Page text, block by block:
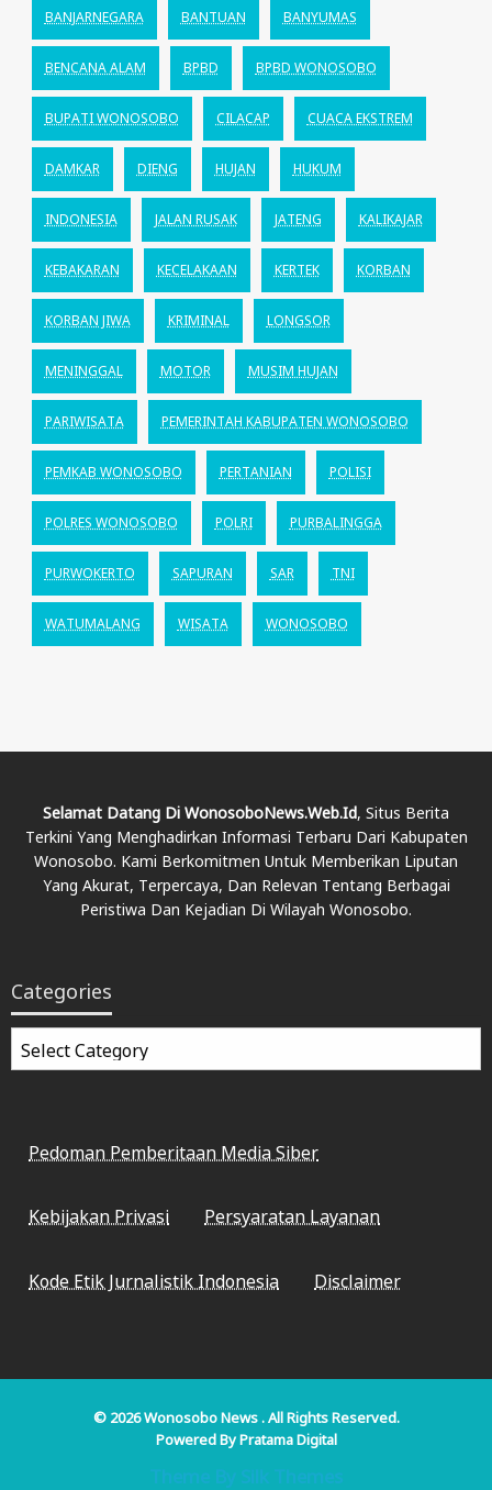
BANJARNEGARA BANTUAN BANYUMAS
BENCANA ALAM BPBD BPBD WONOSOBO
BUPATI WONOSOBO CILACAP CUACA EKSTREM
DAMKAR DIENG HUJAN HUKUM
INDONESIA JALAN RUSAK JATENG KALIKAJAR
KEBAKARAN KECELAKAAN KERTEK KORBAN
KORBAN JIWA KRIMINAL LONGSOR
MENINGGAL MOTOR MUSIM HUJAN
PARIWISATA PEMERINTAH KABUPATEN WONOSOBO
PEMKAB WONOSOBO PERTANIAN POLISI
POLRES WONOSOBO POLRI PURBALINGGA
PURWOKERTO SAPURAN SAR TNI
WATUMALANG WISATA WONOSOBO
Selamat Datang Di WonosoboNews.web.id, Situs Berita
Terkini Yang Menghadirkan Informasi Terbaru Dari Kabupaten
Wonosobo. Kami Berkomitmen Untuk Memberikan Liputan
Yang Akurat, Terpercaya, Dan Relevan Tentang Berbagai
Peristiwa Dan Kejadian Di Wilayah Wonosobo.
Categories
Categories
Pedoman Pemberitaan Media Siber
Kebijakan Privasi Persyaratan Layanan
Kode Etik Jurnalistik Indonesia Disclaimer
© 2026Wonosobo News. All Rights Reserved.
Powered ByPratama Digital